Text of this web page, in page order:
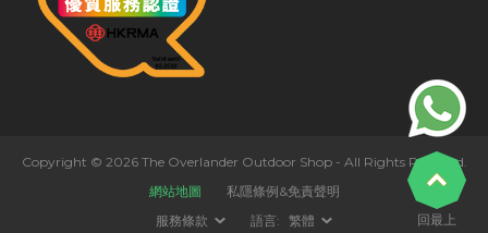
回最上
Copyright © 2026 The Overlander Outdoor Shop - All Rights Reserved.
網站地圖
私隱條例&免責聲明
服務條款
語言: 繁體